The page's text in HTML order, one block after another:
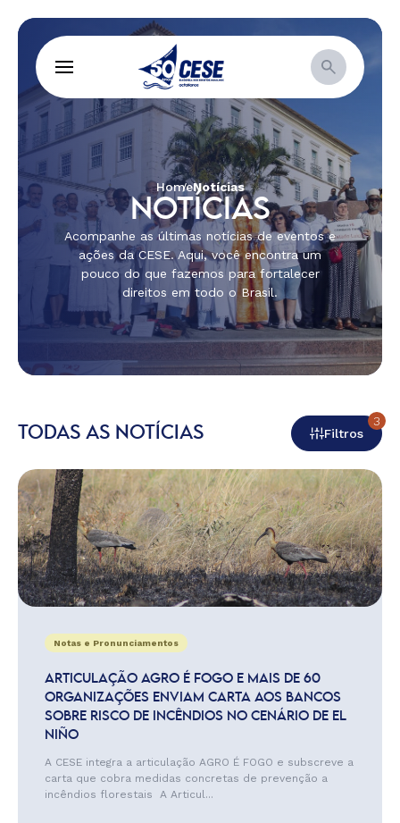
HomeNotícias
NOTÍCIAS
Acompanhe as últimas notícias de eventos e
ações da CESE. Aqui, você encontra um
pouco do que fazemos para fortalecer
direitos em todo o Brasil.
TODAS AS NOTÍCIAS Filtros
3
Notas e Pronunciamentos
ARTICULAÇÃO AGRO É FOGO E MAIS DE 60
ORGANIZAÇÕES ENVIAM CARTA AOS BANCOS
SOBRE RISCO DE INCÊNDIOS NO CENÁRIO DE EL
NIÑO
A CESE integra a articulação AGRO É FOGO e subscreve a
carta que cobra medidas concretas de prevenção a
incêndios florestais A Articul...